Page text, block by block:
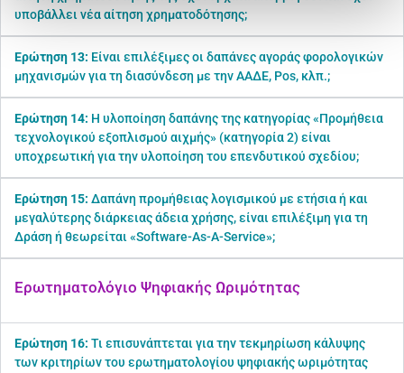
υποβάλλει νέα αίτηση χρηματοδότησης;
Ερώτηση 13: Είναι επιλέξιμες οι δαπάνες αγοράς φορολογικών
μηχανισμών για τη διασύνδεση με την ΑΑΔΕ, Pos, κλπ.;
Ερώτηση 14: Η υλοποίηση δαπάνης της κατηγορίας «Προμήθεια
τεχνολογικού εξοπλισμού αιχμής» (κατηγορία 2) είναι
υποχρεωτική για την υλοποίηση του επενδυτικού σχεδίου;
Ερώτηση 15: Δαπάνη προμήθειας λογισμικού με ετήσια ή και
μεγαλύτερης διάρκειας άδεια χρήσης, είναι επιλέξιμη για τη
Δράση ή θεωρείται «Software-As-A-Service»;
Ερωτηματολόγιο Ψηφιακής Ωριμότητας​
Ερώτηση 16: Τι επισυνάπτεται για την τεκμηρίωση κάλυψης
των κριτηρίων του ερωτηματολογίου ψηφιακής ωριμότητας